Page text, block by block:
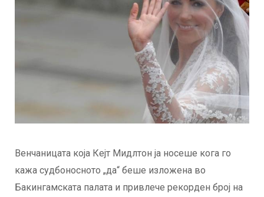
Венчаницата која Кејт Мидлтон ја носеше кога го
кажа судбоносното „да“ беше изложена во
Бакингамската палата и привлече рекорден број на